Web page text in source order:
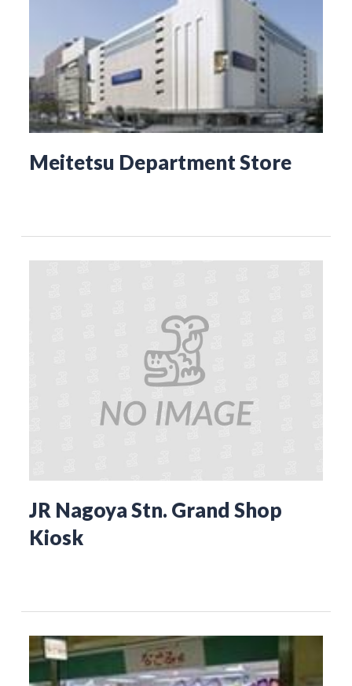
Meitetsu Department Store
JR Nagoya Stn. Grand Shop
Kiosk